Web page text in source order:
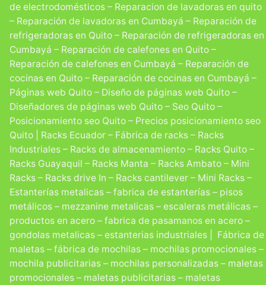
de electrodomésticos – Reparacion de lavadoras en quito
– Reparación de lavadoras en Cumbayá – Reparación de
refrigeradoras en Quito – Reparación de refrigeradoras en
Cumbayá – Reparación de calefones en Quito –
Reparación de calefones en Cumbayá – Reparación de
cocinas en Quito – Reparación de cocinas en Cumbayá –
Páginas web Quito – Diseño de páginas web Quito –
Diseñadores de páginas web Quito – Seo Quito –
Posicionamiento seo Quito – Precios posicionamiento seo
Quito | Racks Ecuador – Fábrica de racks – Racks
Industriales – Racks de almacenamiento – Racks Quito –
Racks Guayaquil – Racks Manta – Racks Ambato – Mini
Racks – Racks drive In – Racks cantilever – Mini Racks –
Estanterías metalicas – fabrica de estanterías – pisos
metálicos – mezzanine metalicas – escaleras metálicas –
productos en acero – fabrica de pasamanos en acero –
gondolas metalicas – estanterias industriales | Fábrica de
maletas – fábrica de mochilas – mochilas promocionales –
mochila publicitarias – mochilas personalizadas – maletas
promocionales – maletas publicitarias – maletas